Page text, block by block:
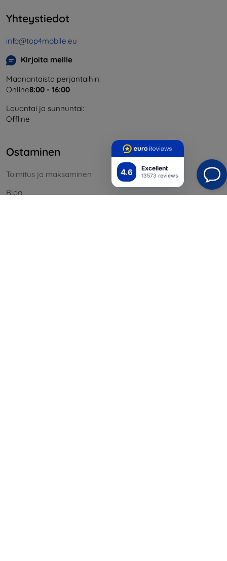
4.6 Excellent
13573 reviews
Yhteystiedot
info@top4mobile.eu
Kirjoita meille
Maanantaista perjantaihin:
Online8:00 - 16:00
Lauantai ja sunnuntai:
Offline
Ostaminen
Toimitus ja maksaminen
Blog